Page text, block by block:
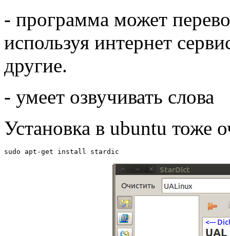
- программа может
используя интернет
другие.
- умеет озвучивать слова
Установка в ubuntu тоже
sudo apt-get install stardic